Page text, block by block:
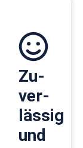
Zu­
ver­
lässig
und